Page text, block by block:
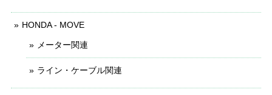
HONDA - MOVE
メーター関連
ライン・ケーブル関連